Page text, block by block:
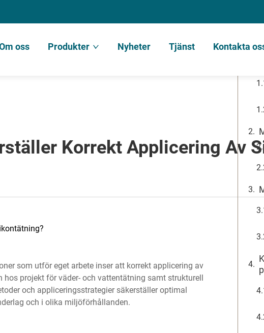
oss Produkter Nyheter Tjänst Kontakta
Korrekt Applicering Av
som utför eget arbete inser att korrekt applicering av
projekt för väder- och vattentätning samt strukturell
och appliceringsstrategier säkerställer optimal
och i olika miljöförhållanden.